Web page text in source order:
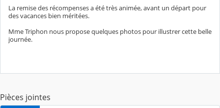
La remise des récompenses a été très animée, avant un départ pour
des vacances bien méritées.
Mme Triphon nous propose quelques photos pour illustrer cette belle
journée.
Pièces jointes